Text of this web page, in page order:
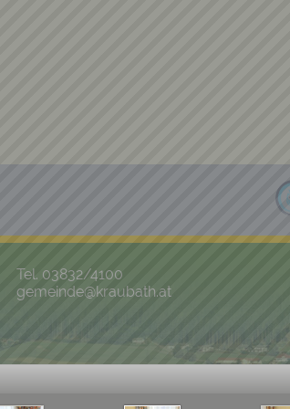
Tel. 03832/4100
gemeinde@kraubath.at